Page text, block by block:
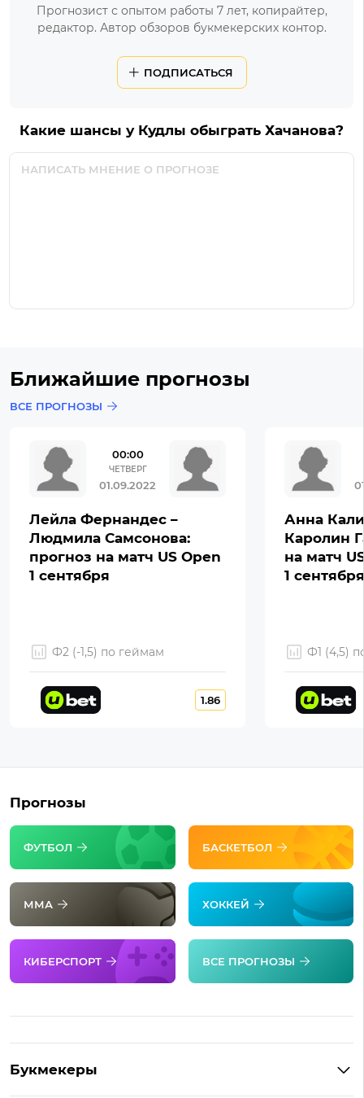
Прогнозист с опытом работы 7 лет, копирайтер,
редактор. Автор обзоров букмекерских контор.
ПОДПИСАТЬСЯ
Какие шансы у Кудлы обыграть Хачанова?
Ближайшие прогнозы
ВСЕ ПРОГНОЗЫ
00:00
ЧЕТВЕРГ
01.09.2022
Лейла Фернандес –
Людмила Самсонова:
прогноз на матч US Open
1 сентября
Ф2 (-1,5) по геймам
1.86
Анна
Каролин
на матч
1 сентября
Ф1 (4,5)
Прогнозы
ФУТБОЛ БАСКЕТБОЛ
ММА ХОККЕЙ
КИБЕРСПОРТ ВСЕ ПРОГНОЗЫ
Букмекеры